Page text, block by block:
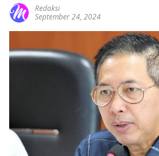
Redaksi
September 24, 2024